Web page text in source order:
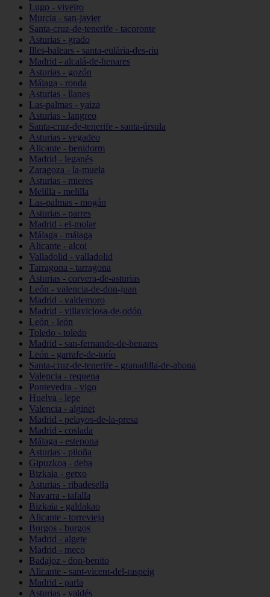
Lugo - viveiro
Murcia - san-javier
Santa-cruz-de-tenerife - tacoronte
Asturias - grado
Illes-balears - santa-eulària-des-riu
Madrid - alcalá-de-henares
Asturias - gozón
Málaga - ronda
Asturias - llanes
Las-palmas - yaiza
Asturias - langreo
Santa-cruz-de-tenerife - santa-úrsula
Asturias - vegadeo
Alicante - benidorm
Madrid - leganés
Zaragoza - la-muela
Asturias - mieres
Melilla - melilla
Las-palmas - mogán
Asturias - parres
Madrid - el-molar
Málaga - málaga
Alicante - alcoi
Valladolid - valladolid
Tarragona - tarragona
Asturias - corvera-de-asturias
León - valencia-de-don-juan
Madrid - valdemoro
Madrid - villaviciosa-de-odón
León - león
Toledo - toledo
Madrid - san-fernando-de-henares
León - garrafe-de-torío
Santa-cruz-de-tenerife - granadilla-de-abona
Valencia - requena
Pontevedra - vigo
Huelva - lepe
Valencia - alginet
Madrid - pelayos-de-la-presa
Madrid - coslada
Málaga - estepona
Asturias - piloña
Gipuzkoa - deba
Bizkaia - getxo
Asturias - ribadesella
Navarra - tafalla
Bizkaia - galdakao
Alicante - torrevieja
Burgos - burgos
Madrid - algete
Madrid - meco
Badajoz - don-benito
Alicante - sant-vicent-del-raspeig
Madrid - parla
Asturias - valdés